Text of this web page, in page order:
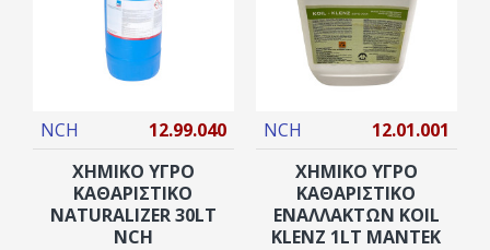
NCH
12.99.040
ΧΗΜΙΚΟ ΥΓΡΌ
ΚΑΘΑΡΙΣΤΙΚΌ
NATURALIZER 30LT
NCH
NCH
12.01.001
ΧΗΜΙΚΟ ΥΓΡΟ
ΚΑΘΑΡΙΣΤΙΚΌ
ΕΝΑΛΛΑΚΤΏΝ KOIL
KLENZ 1LT ΜΑΝΤΕΚ